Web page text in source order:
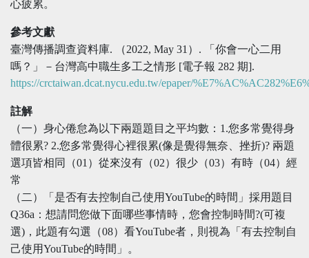
心疲累。
參考文獻
臺灣傳播調查資料庫. （2022, May 31）. 「你會一心二用
嗎？」－台灣高中職生多工之情形 [電子報 282 期].
https://crctaiwan.dcat.nycu.edu.tw/epaper/
註解
（一）身心倦怠為以下兩題題目之平均數：1.您多常覺得身
體很累? 2.您多常覺得心裡很累(像是覺得無奈、挫折)? 兩題
選項皆相同（01）從來沒有（02）很少（03）有時（04）經
常
（二）「是否有去控制自己使用YouTube的時間」採用題目
Q36a：想請問您做下面哪些事情時，您會控制時間?(可複
選)，此題有勾選（08）看YouTube者，則視為「有去控制自
己使用YouTube的時間」。